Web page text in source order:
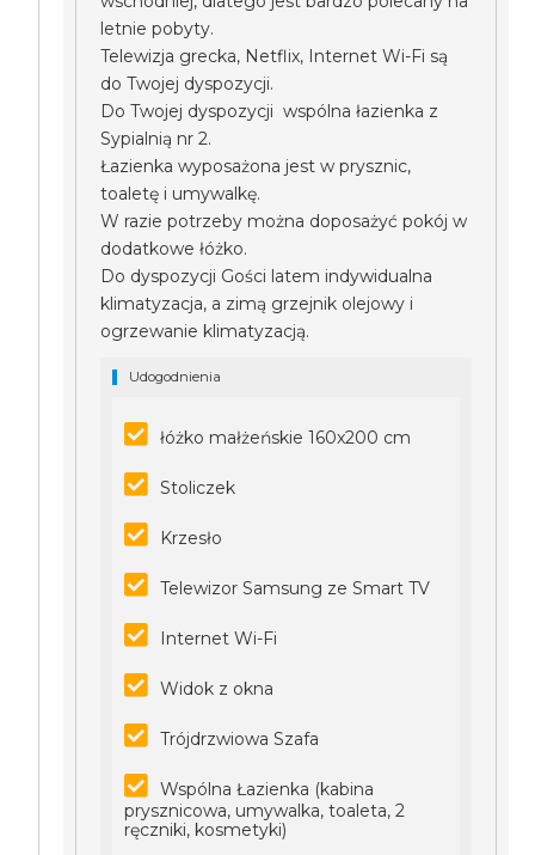
letnie pobyty.
Telewizja grecka, Netflix, Internet Wi-Fi są
do Twojej dyspozycji.
Do Twojej dyspozycji wspólna łazienka z
Sypialnią nr 2.
Łazienka wyposażona jest w prysznic,
toaletę i umywalkę.
W razie potrzeby można doposażyć pokój w
dodatkowe łóżko.
Do dyspozycji Gości latem indywidualna
klimatyzacja, a zimą grzejnik olejowy i
ogrzewanie klimatyzacją.
Udogodnienia
łóżko małżeńskie 160x200 cm
Stoliczek
Krzesło
Telewizor Samsung ze Smart TV
Internet Wi-Fi
Widok z okna
Trójdrzwiowa Szafa
Wspólna Łazienka (kabina
prysznicowa, umywalka, toaleta, 2
ręczniki, kosmetyki)